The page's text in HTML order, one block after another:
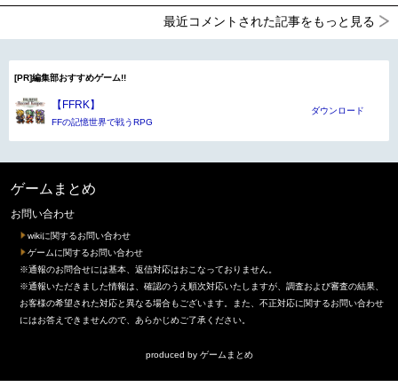
最近コメントされた記事をもっと見る
[PR]編集部おすすめゲーム!!
【FFRK】
FFの記憶世界で戦うRPG
ダウンロード
ゲームまとめ
お問い合わせ
wikiに関するお問い合わせ
ゲームに関するお問い合わせ
※通報のお問合せには基本、返信対応はおこなっておりません。
※通報いただきました情報は、確認のうえ順次対応いたしますが、調査および審査の結果、
お客様の希望された対応と異なる場合もございます。また、不正対応に関するお問い合わせ
にはお答えできませんので、あらかじめご了承ください。
produced by ゲームまとめ